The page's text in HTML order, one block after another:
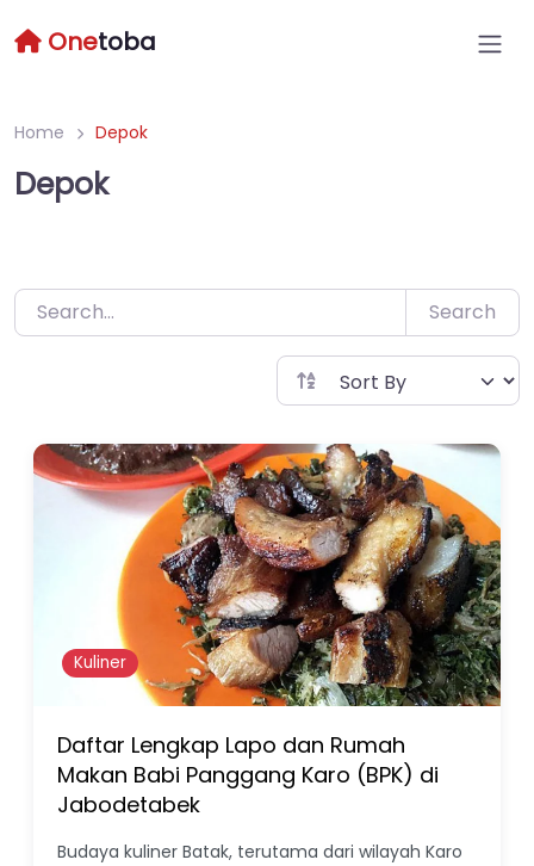
to
Onetoba
Home Depok
Depok
Search
Kuliner
Daftar Lengkap Lapo dan Rumah
Makan Babi Panggang Karo (BPK) di
Jabodetabek
Budaya kuliner Batak, terutama dari wilayah Karo